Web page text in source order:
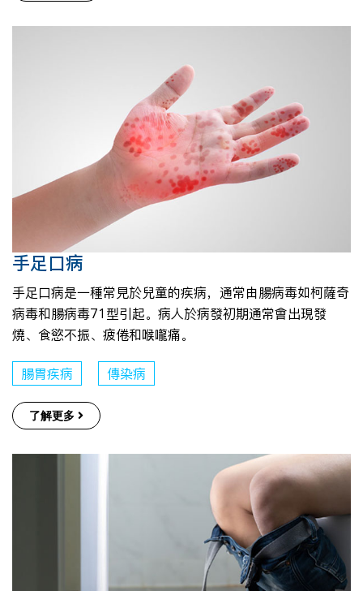
手足口病
手足口病是一種常見於兒童的疾病，通常由腸病毒如柯薩奇
病毒和腸病毒71型引起。病人於病發初期通常會出現發
燒、食慾不振、疲倦和喉嚨痛。
腸胃疾病 傳染病
了解更多